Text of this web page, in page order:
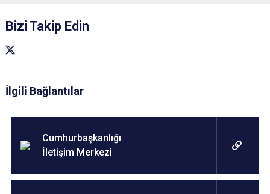
Bizi Takip Edin
İlgili Bağlantılar
Cumhurbaşkanlığı
İletişim Merkezi